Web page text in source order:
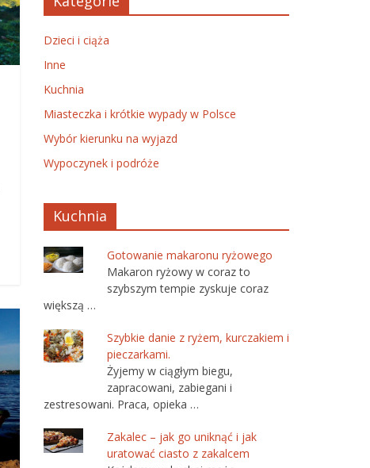
Dzieci i ciąża
Inne
Kuchnia
Miasteczka i krótkie wypady w Polsce
Wybór kierunku na wyjazd
Wypoczynek i podróże
Kuchnia
Gotowanie makaronu ryżowego
Makaron ryżowy w coraz to
szybszym tempie zyskuje coraz
większą …
Szybkie danie z ryżem, kurczakiem i
pieczarkami.
Żyjemy w ciągłym biegu,
zapracowani, zabiegani i
zestresowani. Praca, opieka …
Zakalec – jak go uniknąć i jak
uratować ciasto z zakalcem